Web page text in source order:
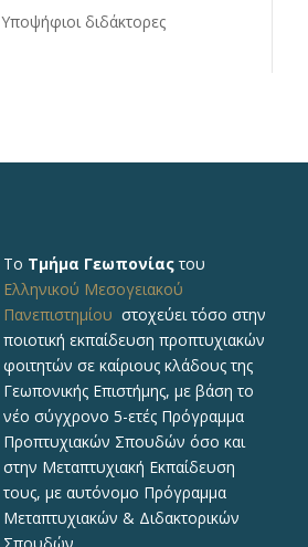
Υποψήφιοι διδάκτορες
Το Τμήμα Γεωπονίαςτου
Ελληνικού Μεσογειακού
Πανεπιστημίου στοχεύει τόσο στην
ποιοτική εκπαίδευση προπτυχιακών
φοιτητών σε καίριους κλάδους της
Γεωπονικής Επιστήμης, με βάση το
νέο σύγχρονο 5-ετές Πρόγραμμα
Προπτυχιακών Σπουδών όσο και
στην Μεταπτυχιακή Εκπαίδευση
τους, με αυτόνομο Πρόγραμμα
Μεταπτυχιακών & Διδακτορικών